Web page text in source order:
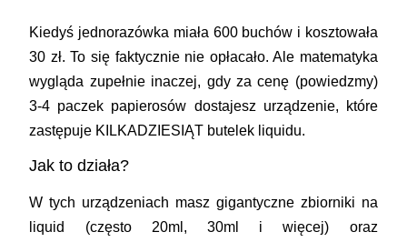
Kiedyś jednorazówka miała 600 buchów i kosztowała
30 zł. To się faktycznie nie opłacało. Ale matematyka
wygląda zupełnie inaczej, gdy za cenę (powiedzmy)
3-4 paczek papierosów dostajesz urządzenie, które
zastępuje KILKADZIESIĄT butelek liquidu.
Jak to działa?
W tych urządzeniach masz gigantyczne zbiorniki na
liquid (często 20ml, 30ml i więcej) oraz